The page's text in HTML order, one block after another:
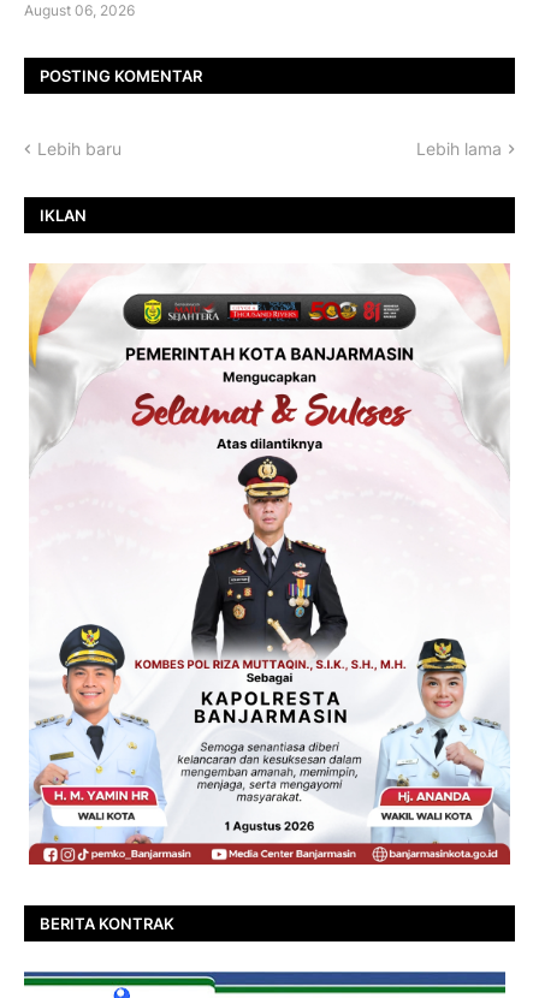
August 06, 2026
POSTING KOMENTAR
Lebih baru Lebih lama
IKLAN
BERITA KONTRAK